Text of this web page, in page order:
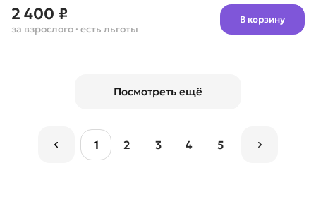
2 400 ₽
за взрослого · есть льготы
В корзину
Посмотреть ещё
1 2 3 4 5